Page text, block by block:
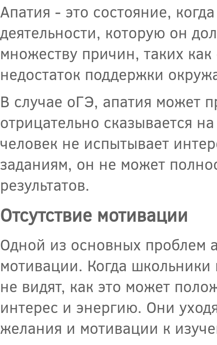
Апатия - это состояние,
деятельности, которую он
множеству причин, таких
недостаток поддержки
В случае оГЭ, апатия может
отрицательно сказывается
человек не испытывает
заданиям, он не может
результатов.
Отсутствие мотивации
Одной из основных проблем
мотивации. Когда школьники
не видят, как это может
интерес и энергию. Они
желания и мотивации к